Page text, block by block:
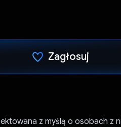
Zagłosuj
z myślą o osobach z